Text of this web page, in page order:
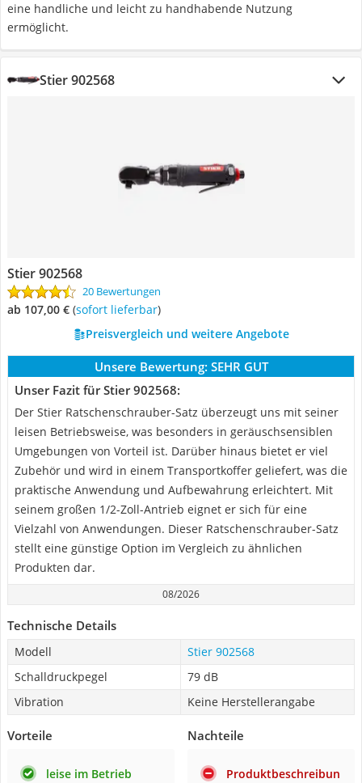
eine handliche und leicht zu handhabende Nutzung
ermöglicht.
Stier 902568
Stier 902568
20 Bewertungen
ab 107,00 € ( Sofort lieferbar)
Preisvergleich und weitere Angebote
Unsere Bewertung: SEHR GUT
Unser Fazit für Stier 902568:
Der Stier Ratschenschrauber-Satz überzeugt uns mit seiner
leisen Betriebsweise, was besonders in geräuschsensiblen
Umgebungen von Vorteil ist. Darüber hinaus bietet er viel
Zubehör und wird in einem Transportkoffer geliefert, was die
praktische Anwendung und Aufbewahrung erleichtert. Mit
seinem großen 1/2-Zoll-Antrieb eignet er sich für eine
Vielzahl von Anwendungen. Dieser Ratschenschrauber-Satz
stellt eine günstige Option im Vergleich zu ähnlichen
Produkten dar.
08/2026
Technische Details
Modell
Stier 902568
Schalldruckpegel
79 dB
Vibration
Keine Herstellerangabe
Vorteile
leise im Betrieb
Nachteile
Produktbeschreibun